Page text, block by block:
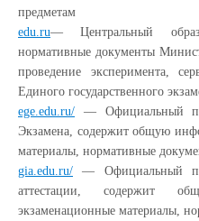
предметам
edu.ru— Центральный
нормативные документы
проведение эксперимента,
Единого государственного
ege.edu.ru/ — Официальный
Экзамена, содержит общую
материалы, нормативные
gia.edu.ru/ — Официальный
аттестации, содержит
экзаменационные материалы,